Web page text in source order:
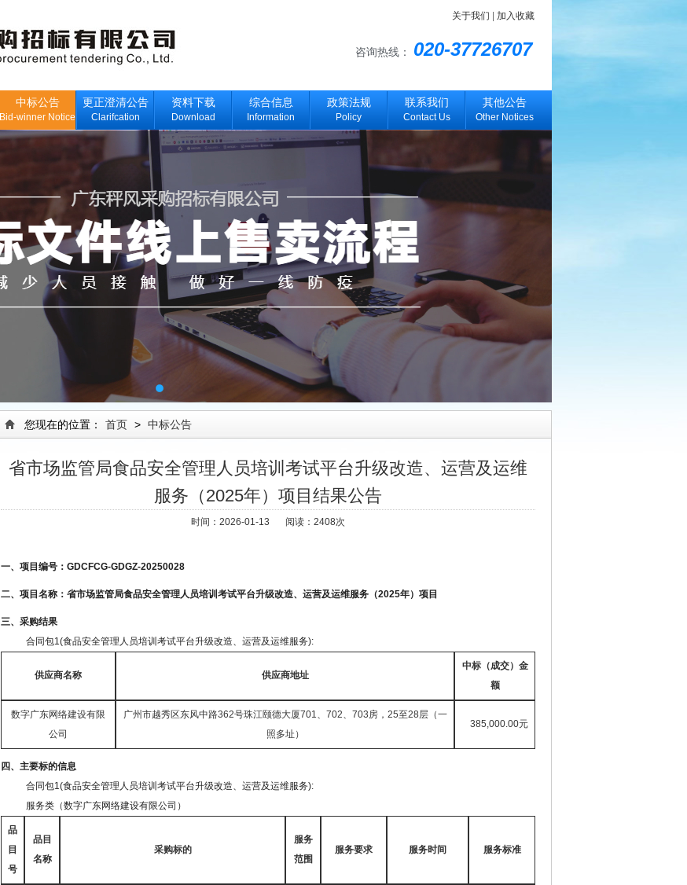
关于我们 加入收藏
咨询热线： 020-37726707
中标公告
Bid-winner Notice
更正澄清公告
Clarifcation
资料下载
Download
综合信息
Information
政策法规
Policy
联系我们
Contact Us
其他公告
Other Notices
您现在的位置： 首页 > 中标公告
省市场监管局食品安全管理人员培训考试平台升级改造、运营及运维
服务（2025年）项目结果公告
时间：2026-01-13 阅读：2408次
一、项目编号： GDCFCG-GDGZ-20250028
二、项目名称：省市场监管局食品安全管理人员培训考试平台升级改造、运营及运维服务（2025年）项目
三、采购结果
合同包1(食品安全管理人员培训考试平台升级改造、运营及运维服务):
供应商名称 供应商地址
中标（成交）金
额
数字广东网络建设有限
公司
广州市越秀区东风中路362号珠江颐德大厦701、702、703房，25至28层（一
照多址）
385,000.00元
四、主要标的信息
合同包1(食品安全管理人员培训考试平台升级改造、运营及运维服务):
服务类（数字广东网络建设有限公司）
品
目
号
品目
名称
采购标的
服务
范围
服务要求 服务时间 服务标准